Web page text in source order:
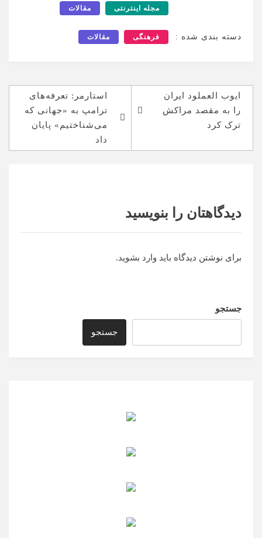
مجله اینترنتی مقالات
دسته بندی شده : فرهنگی مقالات
راهبری
نوشته
استارمر: تعرفه‌های
ترامپ به «جهانی که
می‌شناختیم» پایان
داد
ایوب العملود ایران
را به مقصد مراکش
ترک کرد
دیدگاهتان را بنویسید
برای نوشتن دیدگاه باید وارد بشوید.
جستجو
جستجو